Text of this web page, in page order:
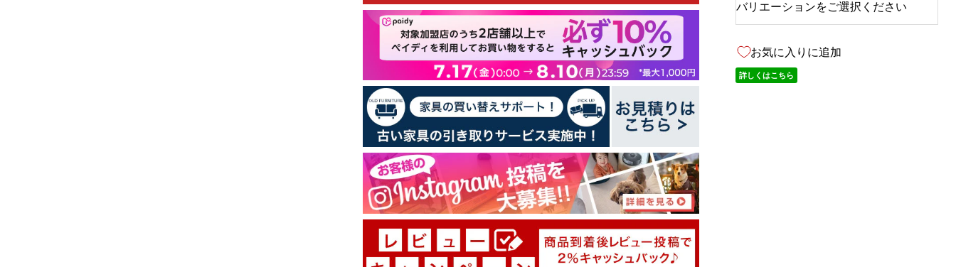
59
8
2
1
1
レビューを書く
08/03/2026
バリエーションをご選択ください
お気に入りに追加
詳しくはこちら